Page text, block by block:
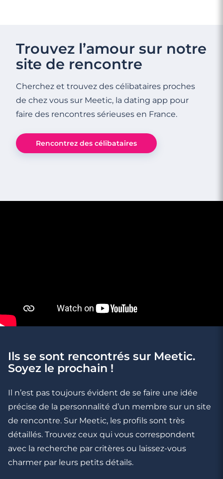
Rencontrez des célibataires à Saint-Paul
974
3 minutes
3 minutes
Rencontre à Crest
Trouvez l’amour sur notre
site de rencontre
Cherchez et trouvez des célibataires proches
de chez vous sur Meetic, la dating app pour
faire des rencontres sérieuses en France.
Rencontrez des célibataires
Ils se sont rencontrés sur Meetic.
Soyez le prochain !
Il n’est pas toujours évident de se faire une idée
précise de la personnalité d’un membre sur un site
de rencontre. Sur Meetic, les profils sont très
détaillés. Trouvez ceux qui vous correspondent
avec la recherche par critères ou laissez-vous
charmer par leurs petits détails.